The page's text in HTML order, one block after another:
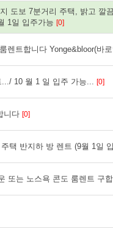
도보 7분거리 주택, 밝고 깔
1일 입주가능 [0]
렌트합니다 Yonge&bloor(바
10 월 1 일 입주 가능... [0]
니다 [0]
택 반지하 방 렌트 (9월 1일
또는 노스욕 콘도 룸렌트 구